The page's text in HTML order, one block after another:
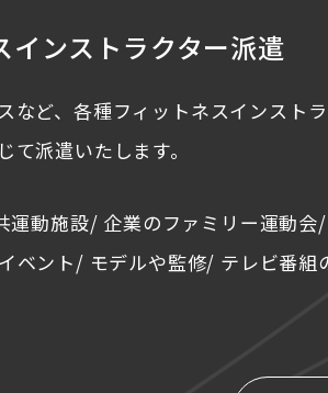
インストラクター派遣
など、各種フィットネスインスト
派遣いたします。
運動施設/ 企業のファミリー運動会
ベント/ モデルや監修/ テレビ番組